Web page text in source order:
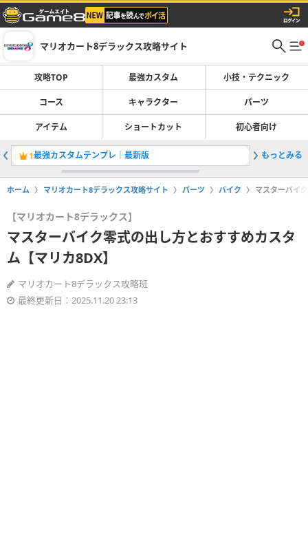
マリオカート8デラックス攻略サイト
攻略TOP 最強カスタム 小技・テクニック
コース キャラクター パーツ
アイテム ショートカット 初心者向け
1最強カスタムテンプレ｜最新版 2隠し要
もっとみる
ホーム マリオカート8デラックス攻略サイト パーツ バイク マスターバイ
【マリオカート8デラックス】
マスターバイク零式の出し方とおすすめカスタ
ム【マリカ8DX】
マリオカート8デラックス攻略班
最終更新日：2025.11.20 23:13